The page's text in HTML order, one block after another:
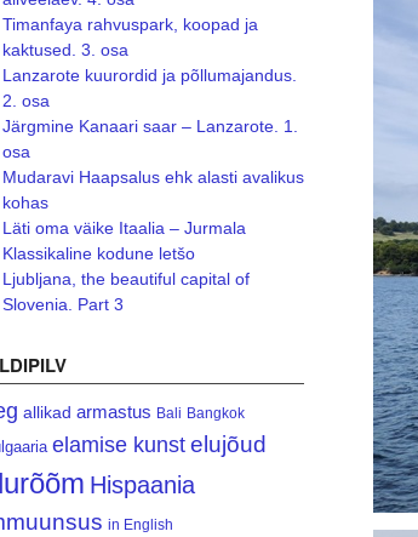
Timanfaya rahvuspark, koopad ja
kaktused. 3. osa
Lanzarote kuurordid ja põllumajandus.
2. osa
Järgmine Kanaari saar – Lanzarote. 1.
osa
Mudaravi Haapsalus ehk alasti avalikus
kohas
Läti oma väike Itaalia – Jurmala
Klassikaline kodune letšo
Ljubljana, the beautiful capital of
Slovenia. Part 3
allikad armastus Bali Bangkok
elamise kunst elujõud
Hispaania
in English